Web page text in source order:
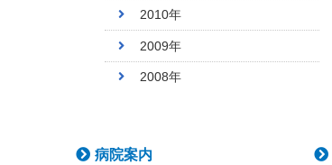
2010年
2009年
2008年
病院案内